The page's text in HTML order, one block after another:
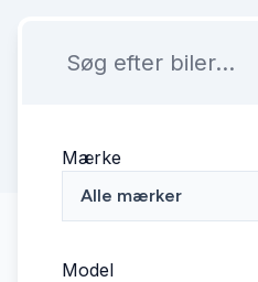
Mærke
Alle mærker
Model